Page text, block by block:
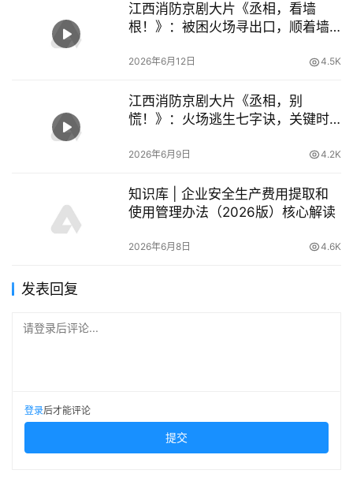
江西消防京剧大片《丞相，看墙
根！》：被困火场寻出口，顺着墙
2026年6月12日 4.5K
江西消防京剧大片《丞相，别
慌！》：火场逃生七字诀，关键时
2026年6月9日 4.2K
知识库 | 企业安全生产费用提取和
使用管理办法（2026版）核心解读
2026年6月8日 4.6K
发表回复
请登录后评论...
登录后才能评论
提交